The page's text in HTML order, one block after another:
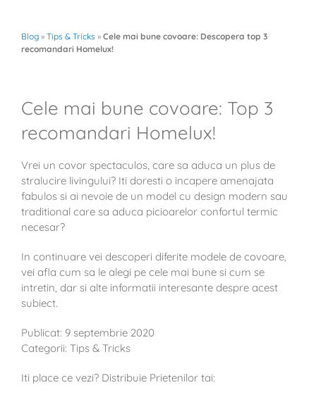
Blog » Tips & Tricks » Cele mai bune covoare: Descopera top 3
recomandari Homelux!
Cele mai bune covoare: Top 3
recomandari Homelux!
Vrei un covor spectaculos, care sa aduca un plus de
stralucire livingului? Iti doresti o incapere amenajata
fabulos si ai nevoie de un model cu design modern sau
traditional care sa aduca picioarelor confortul termic
necesar?
In continuare vei descoperi diferite modele de covoare,
vei afla cum sa le alegi pe cele mai bune si cum se
intretin, dar si alte informatii interesante despre acest
subiect.
Publicat: 9 septembrie 2020
Categorii: Tips & Tricks
Iti place ce vezi? Distribuie Prietenilor tai: